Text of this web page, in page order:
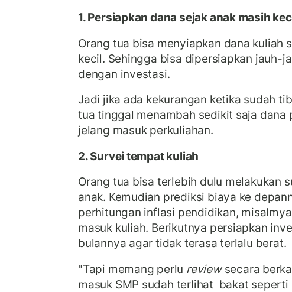
1. Persiapkan dana sejak anak masih
Orang tua bisa menyiapkan dana kuliah
kecil. Sehingga bisa dipersiapkan jauh-
dengan investasi.
Jadi jika ada kekurangan ketika sudah
tua tinggal menambah sedikit saja dana
jelang masuk perkuliahan.
2. Survei tempat kuliah
Orang tua bisa terlebih dulu melakukan
anak. Kemudian prediksi biaya ke
perhitungan inflasi pendidikan,
masuk kuliah. Berikutnya persiapkan
bulannya agar tidak terasa terlalu berat.
"Tapi memang perlu reviewsecara
masuk SMP sudah terlihat bakat seperti